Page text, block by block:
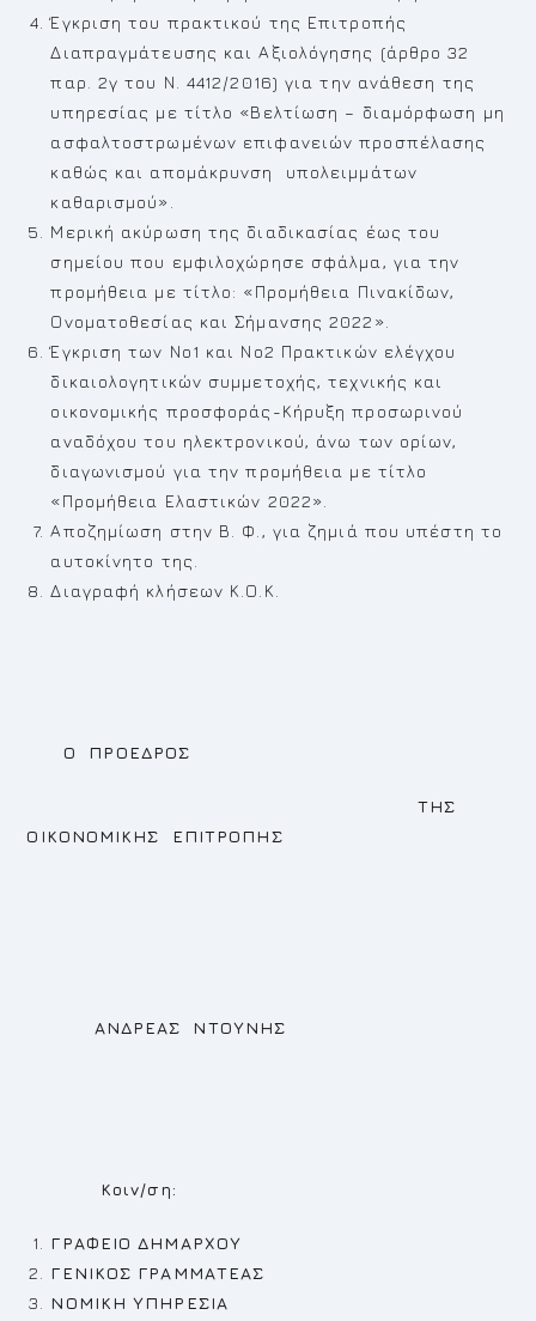
Έγκριση του πρακτικού της Επιτροπής
Διαπραγμάτευσης και Αξιολόγησης (άρθρο 32
παρ. 2γ του Ν. 4412/2016) για την ανάθεση της
υπηρεσίας με τίτλο «Βελτίωση – διαμόρφωση μη
ασφαλτοστρωμένων επιφανειών προσπέλασης
καθώς και απομάκρυνση υπολειμμάτων
καθαρισμού».
Μερική ακύρωση της διαδικασίας έως του
σημείου που εμφιλοχώρησε σφάλμα, για την
προμήθεια με τίτλο: «Προμήθεια Πινακίδων,
Ονοματοθεσίας και Σήμανσης 2022».
Έγκριση των Νο1 και Νο2 Πρακτικών ελέγχου
δικαιολογητικών συμμετοχής, τεχνικής και
οικονομικής προσφοράς-Κήρυξη προσωρινού
αναδόχου του ηλεκτρονικού, άνω των ορίων,
διαγωνισμού για την προμήθεια με τίτλο
«Προμήθεια Ελαστικών 2022».
Αποζημίωση στην Β. Φ., για ζημιά που υπέστη το
αυτοκίνητο της.
Διαγραφή κλήσεων Κ.Ο.Κ.
Ο ΠΡΟΕΔΡΟΣ
ΤΗΣ
ΟΙΚΟΝΟΜΙΚΗΣ ΕΠΙΤΡΟΠΗΣ
ΑΝΔΡΕΑΣ ΝΤΟΥΝΗΣ
Κοιν/ση:
ΓΡΑΦΕΙΟ ΔΗΜΑΡΧΟΥ
ΓΕΝΙΚΟΣ ΓΡΑΜΜΑΤΕΑΣ
ΝΟΜΙΚΗ ΥΠΗΡΕΣΙΑ